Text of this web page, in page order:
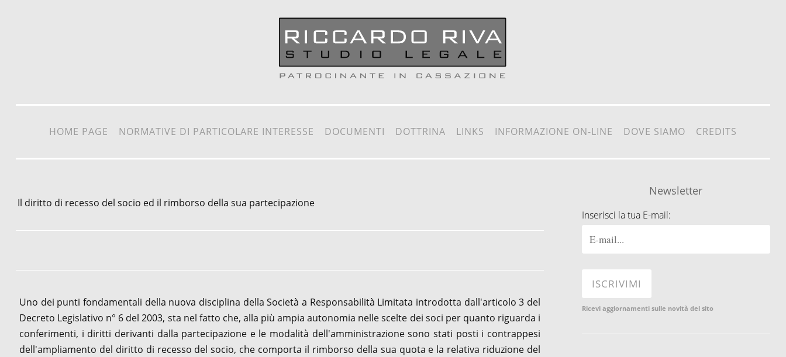
HOME PAGE NORMATIVE DI PARTICOLARE INTERESSE DOCUMENTI DOTTRINA LINKS INFORMAZIONE ON-LINE DOVE SIAMO CREDITS
Il diritto di recesso del socio ed il rimborso della sua partecipazione
Uno dei punti fondamentali della nuova disciplina della Società a Responsabilità Limitata introdotta dall'articolo 3 del
Decreto Legislativo n° 6 del 2003, sta nel fatto che, alla più ampia autonomia nelle scelte dei soci per quanto riguarda i
conferimenti, i diritti derivanti dalla partecipazione e le modalità dell'amministrazione sono stati posti i contrappesi
dell'ampliamento del diritto di recesso del socio, che comporta il rimborso della sua quota e la relativa riduzione del
Newsletter
Inserisci la tua E-mail:
Ricevi aggiornamenti sulle novità del sito